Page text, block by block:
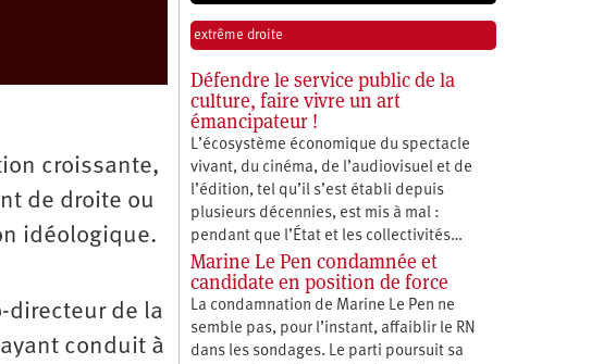
croissante,
de droite ou
idéologique.
directeur de la
conduit à
extrême droite
Défendre le service public de la
culture, faire vivre un art
émancipateur !
L’écosystème économique du spectacle
vivant, du cinéma, de l’audiovisuel et de
l’édition, tel qu’il s’est établi depuis
plusieurs décennies, est mis à mal :
pendant que l’État et les collectivités…
Marine Le Pen condamnée et
candidate en position de force
La condamnation de Marine Le Pen ne
semble pas, pour l’instant, affaiblir le RN
dans les sondages. Le parti poursuit sa